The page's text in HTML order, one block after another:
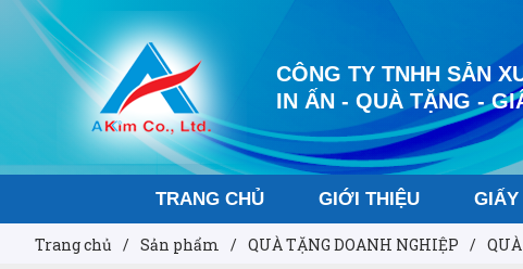
CÔNG TY TNHH SẢN
IN ẤN - QUÀ TẶNG -
TRANG CHỦ GIỚI THIỆU GIẤY
Trang chủ / Sản phẩm / QUÀ TẶNG DOANH NGHIỆP /